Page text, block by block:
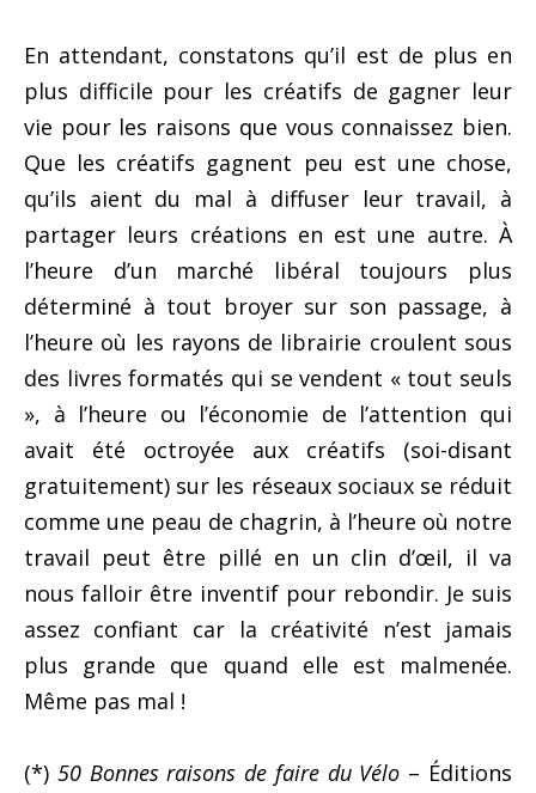
En attendant, constatons qu’il est de plus en
plus difficile pour les créatifs de gagner leur
vie pour les raisons que vous connaissez bien.
Que les créatifs gagnent peu est une chose,
qu’ils aient du mal à diffuser leur travail, à
partager leurs créations en est une autre. À
l’heure d’un marché libéral toujours plus
déterminé à tout broyer sur son passage, à
l’heure où les rayons de librairie croulent sous
des livres formatés qui se vendent « tout seuls
», à l’heure ou l’économie de l’attention qui
avait été octroyée aux créatifs (soi-disant
gratuitement) sur les réseaux sociaux se réduit
comme une peau de chagrin, à l’heure où notre
travail peut être pillé en un clin d’œil, il va
nous falloir être inventif pour rebondir. Je suis
assez confiant car la créativité n’est jamais
plus grande que quand elle est malmenée.
Même pas mal !
(*) 50 Bonnes raisons de faire du Vélo – Éditions